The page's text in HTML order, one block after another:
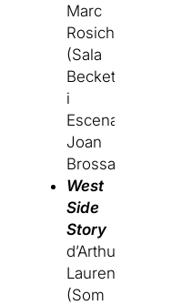
Marc
Rosich
(Sala
Beckett
i
Escenari
Joan
Brossa)
West
Side
Story
d’Arthur
Laurens
(Som